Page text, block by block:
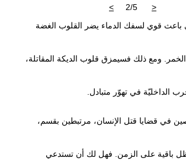
<
2/5
>
باعث قوي لسفك الدماء يضر القلوب الغضة
ومع ذلك فسيمزق قلوب الديكة المقاتلة،
الداخليّة في تهوّر متبادل.
في قضايا قتل الإنسان، مرتبطين بقسم،
باقية على الزمن. فهل لك أن تستدعي